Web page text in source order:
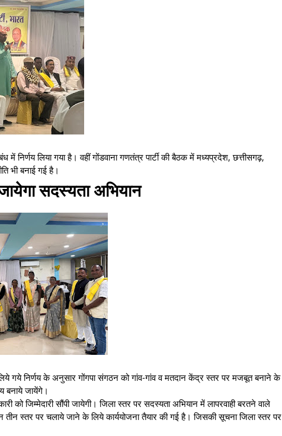
लिया गया है। वहीं गोंडवाना गणतंत्र पार्टी की बैठक में मध्यप्रदेश, छत्तीसगढ़,
भी बनाई गई है।
सदस्यता अभियान
गये निर्णय के अनुसार गोंगपा संगठन को गांव-गांव व मतदान केंद्र स्तर पर मजबूत बनाने के
बनाये जायेंगे।
को जिम्मेदारी सौंपी जायेगी। जिला स्तर पर सदस्यता अभियान में लापरवाही बरतने वाले
तीन स्तर पर चलाये जाने के लिये कार्ययोजना तैयार की गई है। जिसकी सूचना जिला स्तर पर